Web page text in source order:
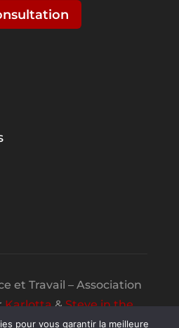
et Travail – Association
Karlotta&Steve in the
Night
pour vous garantir la meilleure